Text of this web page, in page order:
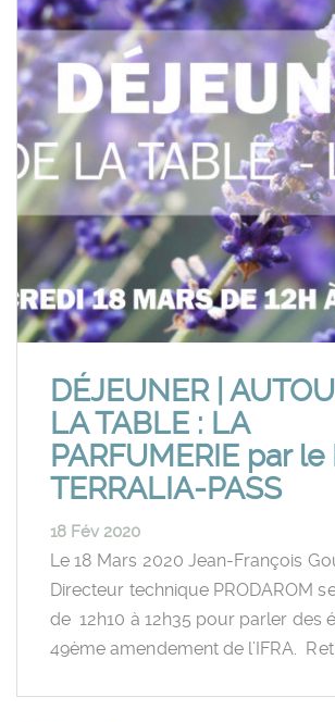
DÉJEUNER |
LA TABLE : LA
PARFUMERIE par le
TERRALIA-PASS
18 Fév 2020
Le 18 Mars 2020 Jean-François
Directeur technique PRODAROM
de 12h10 à 12h35 pour parler des
49ème amendement de l’IFRA.